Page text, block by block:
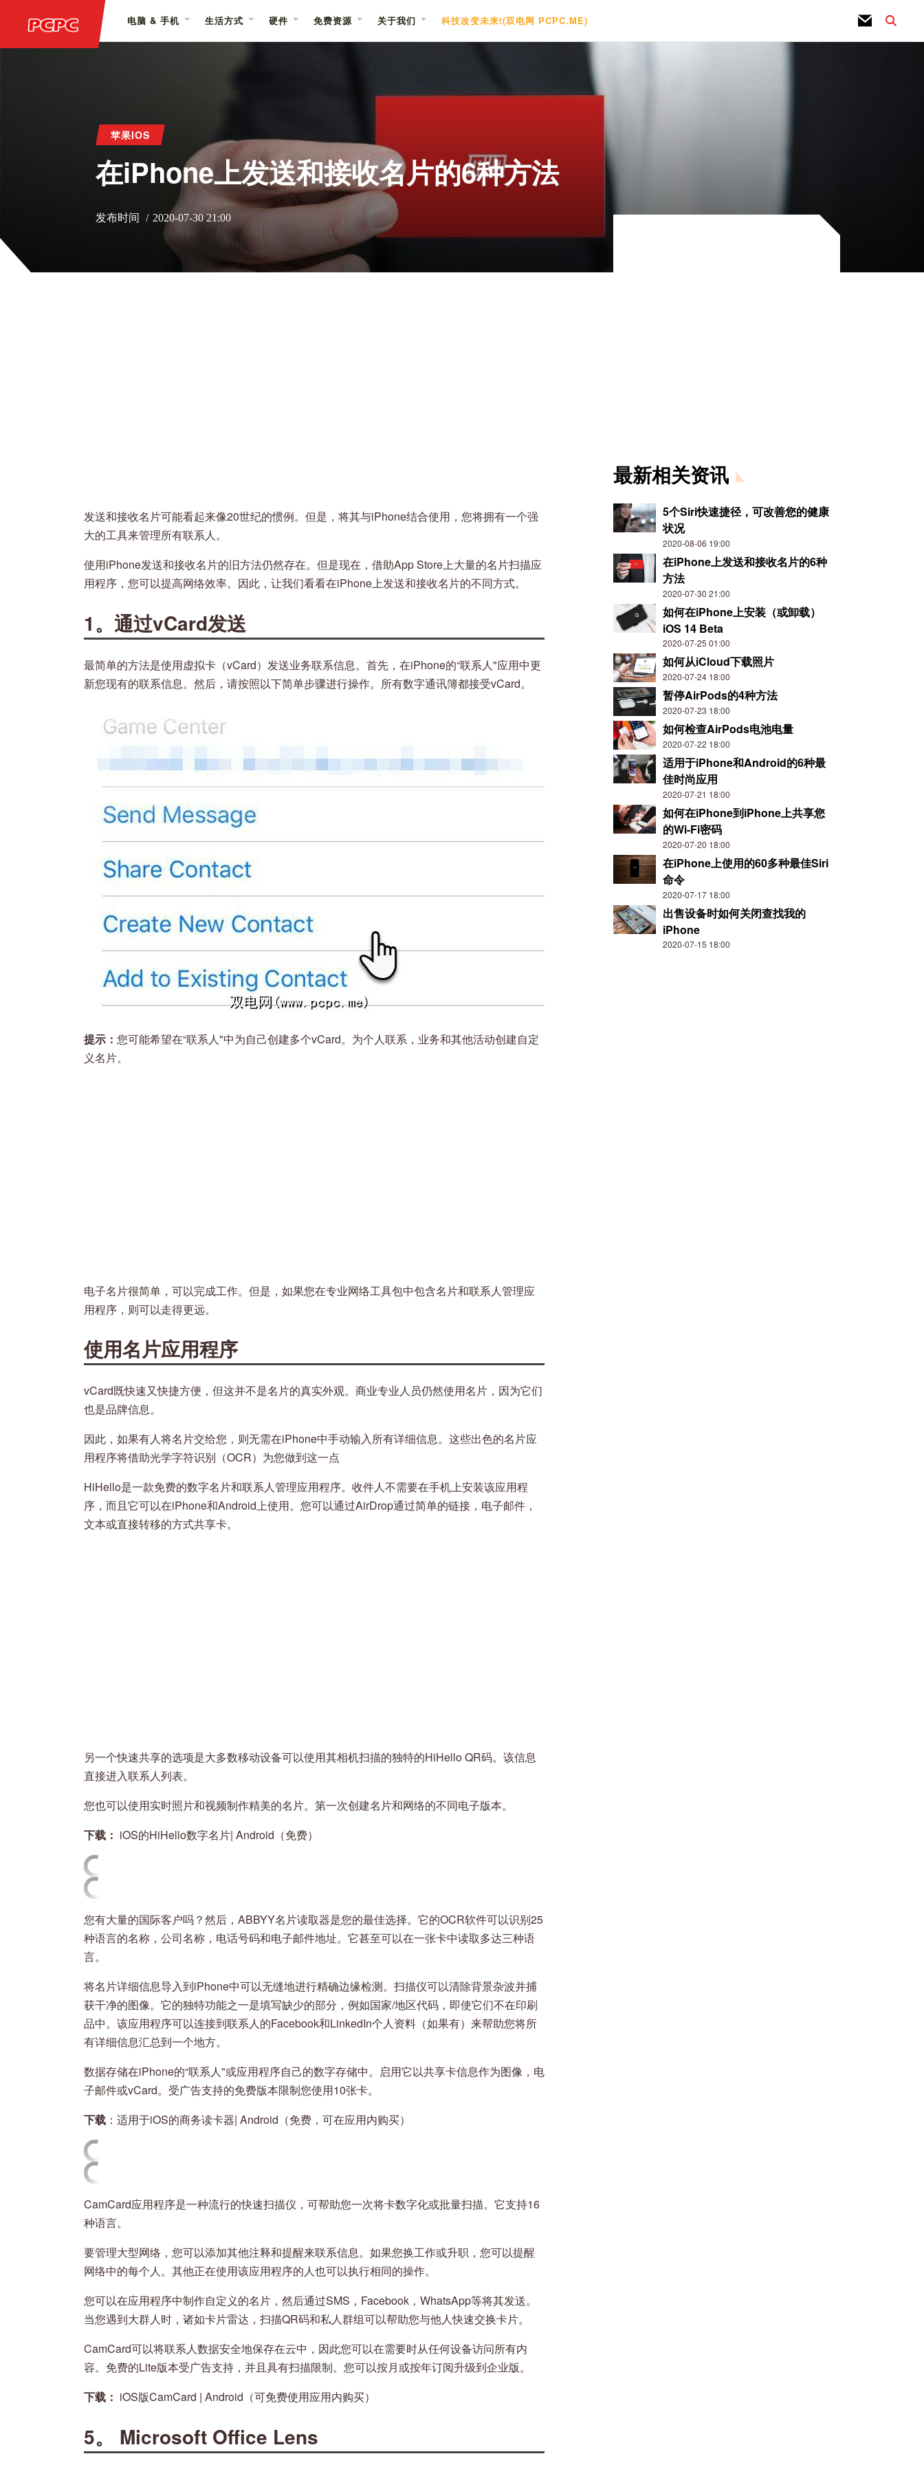
电脑 & 手机 生活方式 硬件 免费资源 关于我们 科技改变未来!(双电网 PCPC.ME)
苹果IOS
在iPhone上发送和接收名片的6种方法
发布时间 2020-07-30 21:00
发送和接收名片可能看起来像20世纪的惯例。但是，将其与iPhone结合使用，您将拥有一个强
大的工具来管理所有联系人。
使用iPhone发送和接收名片的旧方法仍然存在。但是现在，借助App Store上大量的名片扫描应
用程序，您可以提高网络效率。因此，让我们看看在iPhone上发送和接收名片的不同方式。
1。通过vCard发送
最简单的方法是使用虚拟卡（vCard）发送业务联系信息。首先，在iPhone的“联系人"应用中更
新您现有的联系信息。然后，请按照以下简单步骤进行操作。所有数字通讯簿都接受vCard。
提示： 您可能希望在“联系人"中为自己创建多个vCard。为个人联系，业务和其他活动创建自定
义名片。
电子名片很简单，可以完成工作。但是，如果您在专业网络工具包中包含名片和联系人管理应
用程序，则可以走得更远。
使用名片应用程序
vCard既快速又快捷方便，但这并不是名片的真实外观。商业专业人员仍然使用名片，因为它们
也是品牌信息。
因此，如果有人将名片交给您，则无需在iPhone中手动输入所有详细信息。这些出色的名片应
用程序将借助光学字符识别（OCR）为您做到这一点
HiHello是一款免费的数字名片和联系人管理应用程序。收件人不需要在手机上安装该应用程
序，而且它可以在iPhone和Android上使用。您可以通过AirDrop通过简单的链接，电子邮件，
文本或直接转移的方式共享卡。
另一个快速共享的选项是大多数移动设备可以使用其相机扫描的独特的HiHello QR码。该信息
直接进入联系人列表。
您也可以使用实时照片和视频制作精美的名片。第一次创建名片和网络的不同电子版本。
下载： iOS的HiHello数字名片| Android（免费）
您有大量的国际客户吗？然后，ABBYY名片读取器是您的最佳选择。它的OCR软件可以识别25
种语言的名称，公司名称，电话号码和电子邮件地址。它甚至可以在一张卡中读取多达三种语
言。
将名片详细信息导入到iPhone中可以无缝地进行精确边缘检测。扫描仪可以清除背景杂波并捕
获干净的图像。它的独特功能之一是填写缺少的部分，例如国家/地区代码，即使它们不在印刷
品中。该应用程序可以连接到联系人的Facebook和LinkedIn个人资料（如果有）来帮助您将所
有详细信息汇总到一个地方。
数据存储在iPhone的“联系人"或应用程序自己的数字存储中。启用它以共享卡信息作为图像，电
子邮件或vCard。受广告支持的免费版本限制您使用10张卡。
下载 ：适用于iOS的商务读卡器| Android（免费，可在应用内购买）
CamCard应用程序是一种流行的快速扫描仪，可帮助您一次将卡数字化或批量扫描。它支持16
种语言。
要管理大型网络，您可以添加其他注释和提醒来联系信息。如果您换工作或升职，您可以提醒
网络中的每个人。其他正在使用该应用程序的人也可以执行相同的操作。
您可以在应用程序中制作自定义的名片，然后通过SMS，Facebook，WhatsApp等将其发送。
当您遇到大群人时，诸如卡片雷达，扫描QR码和私人群组可以帮助您与他人快速交换卡片。
CamCard可以将联系人数据安全地保存在云中，因此您可以在需要时从任何设备访问所有内
容。免费的Lite版本受广告支持，并且具有扫描限制。您可以按月或按年订阅升级到企业版。
下载： iOS版CamCard | Android（可免费使用应用内购买）
5。 Microsoft Office Lens
最新相关资讯
5个Siri快速捷径，可改善您的健康
状况
2020-08-06 19:00
在iPhone上发送和接收名片的6种
方法
2020-07-30 21:00
如何在iPhone上安装（或卸载）
iOS 14 Beta
2020-07-25 01:00
如何从iCloud下载照片
2020-07-24 18:00
暂停AirPods的4种方法
2020-07-23 18:00
如何检查AirPods电池电量
2020-07-22 18:00
适用于iPhone和Android的6种最
佳时尚应用
2020-07-21 18:00
如何在iPhone到iPhone上共享您
的Wi-Fi密码
2020-07-20 18:00
在iPhone上使用的60多种最佳Siri
命令
2020-07-17 18:00
出售设备时如何关闭查找我的
iPhone
2020-07-15 18:00